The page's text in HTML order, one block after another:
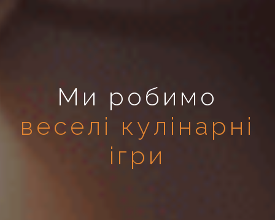
Ми робимо
веселі кулінарні
ігри